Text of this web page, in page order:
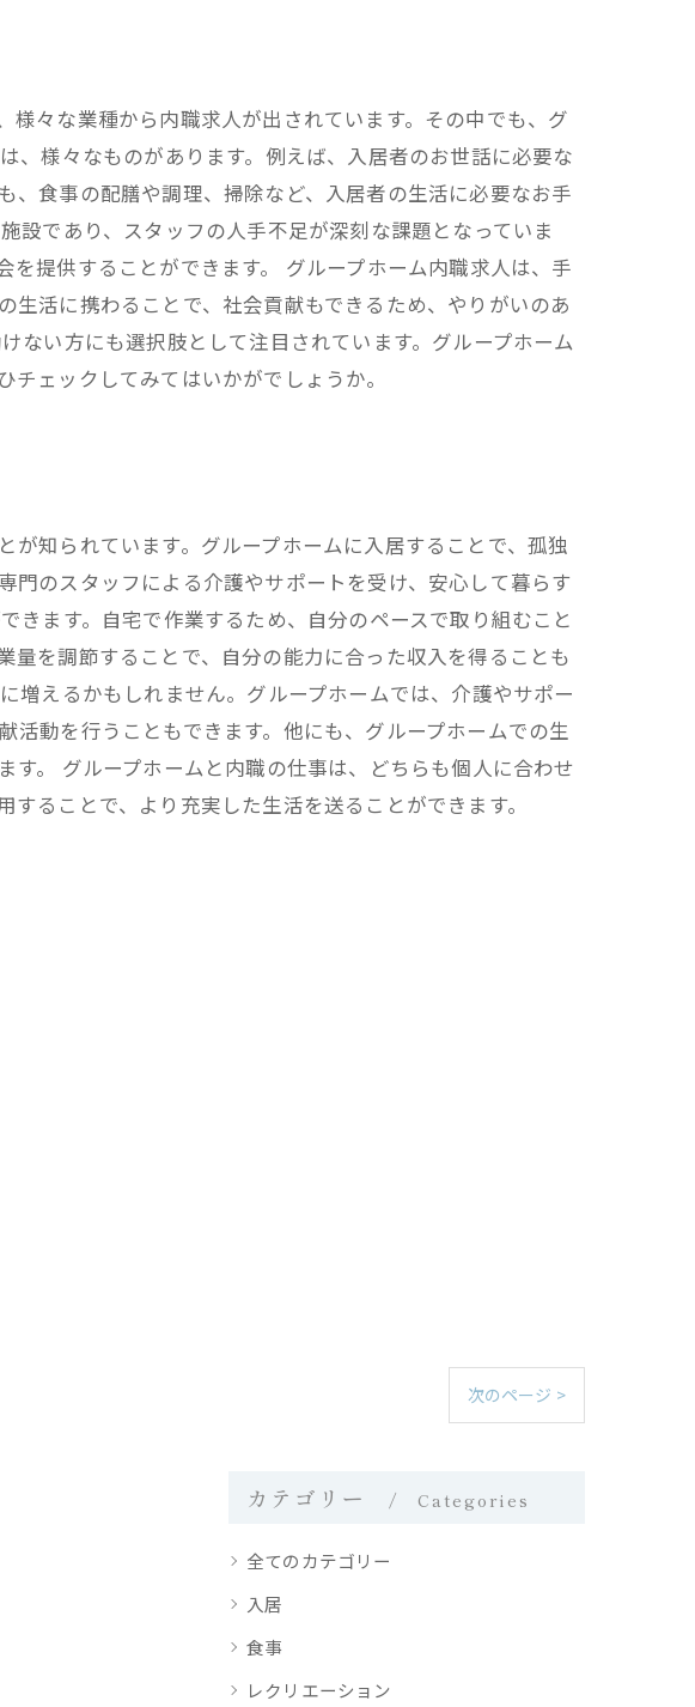
々な業種から内職求人が出されています。その中でも、グ
、様々なものがあります。例えば、入居者のお世話に必要な
食事の配膳や調理、掃除など、入居者の生活に必要なお手
設であり、スタッフの人手不足が深刻な課題となっていま
提供することができます。 グループホーム内職求人は、手
活に携わることで、社会貢献もできるため、やりがいのあ
ない方にも選択肢として注目されています。グループホーム
ェックしてみてはいかがでしょうか。
知られています。グループホームに入居することで、孤独
のスタッフによる介護やサポートを受け、安心して暮らす
きます。自宅で作業するため、自分のペースで取り組むこと
を調節することで、自分の能力に合った収入を得ることも
増えるかもしれません。グループホームでは、介護やサポー
動を行うこともできます。他にも、グループホームでの生
。 グループホームと内職の仕事は、どちらも個人に合わせ
ることで、より充実した生活を送ることができます。
次のページ >
カテゴリー Categories
全てのカテゴリー
入居
食事
レクリエーション